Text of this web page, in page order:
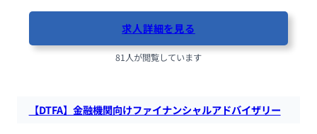
求人詳細を見る
81人が閲覧しています
【DTFA】金融機関向けファイナンシャルアドバイザリー